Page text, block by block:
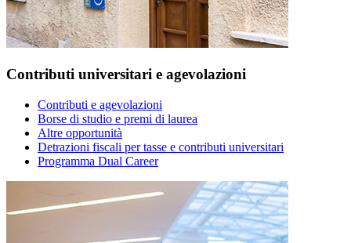
Contributi universitari e agevolazioni
Contributi e agevolazioni
Borse di studio e premi di laurea
Altre opportunità
Detrazioni fiscali per tasse e contributi universitari
Programma Dual Career